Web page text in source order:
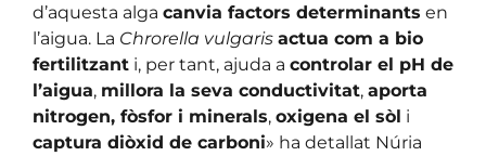
d’aquesta alga canvia factors determinants en
l’aigua. La Chrorella vulgaris actua com a bio
fertilitzant i, per tant, ajuda a controlar el pH de
l’aigua, millora la seva conductivitat, aporta
nitrogen, fòsfor i minerals, oxigena el sòl i
captura diòxid de carboni» ha detallat Núria